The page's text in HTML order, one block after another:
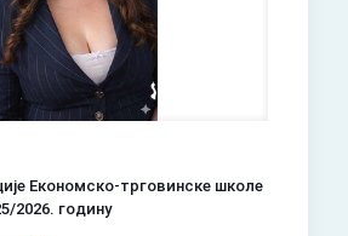
Економско-трговинске школе
2026. годину